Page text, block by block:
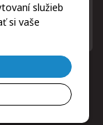
služieb
si vaše
ktoréhokoľvek